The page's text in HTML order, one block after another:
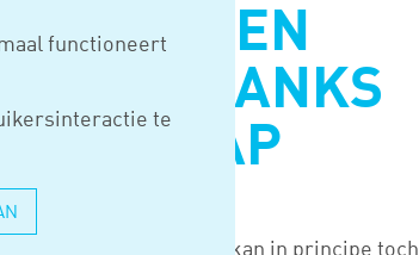
functioneert
te
ONDANKS
partner is geweest, kan in principe toch